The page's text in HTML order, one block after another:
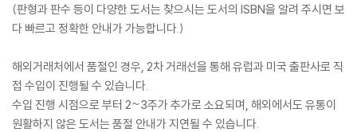
(판형과 판수 등이 다양한 도서는 찾으시는 도서의 ISBN을 알려 주시면 보
다 빠르고 정확한 안내가 가능합니다.)
해외거래처에서 품절인 경우, 2차 거래선을 통해 유럽과 미국 출판사로 직
접 수입이 진행될 수 있습니다.
수입 진행 시점으로 부터 2~3주가 추가로 소요되며, 해외에서도 유통이
원활하지 않은 도서는 품절 안내가 지연될 수 있습니다.